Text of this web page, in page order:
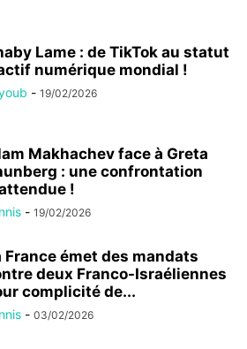
Lame : de TikTok au statut
numérique mondial !
- 19/02/2026
Makhachev face à Greta
: une confrontation
!
- 19/02/2026
France émet des mandats
deux Franco-Israéliennes
complicité de...
- 03/02/2026